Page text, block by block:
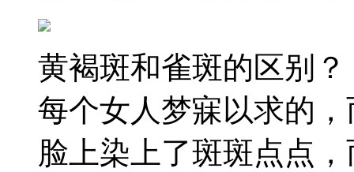
黄褐斑和雀斑的区别
每个女人梦寐以求的
脸上染上了斑斑点点